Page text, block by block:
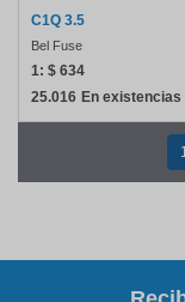
C1Q 3.5
Bel Fuse
1: $ 634
25.016 En existencias